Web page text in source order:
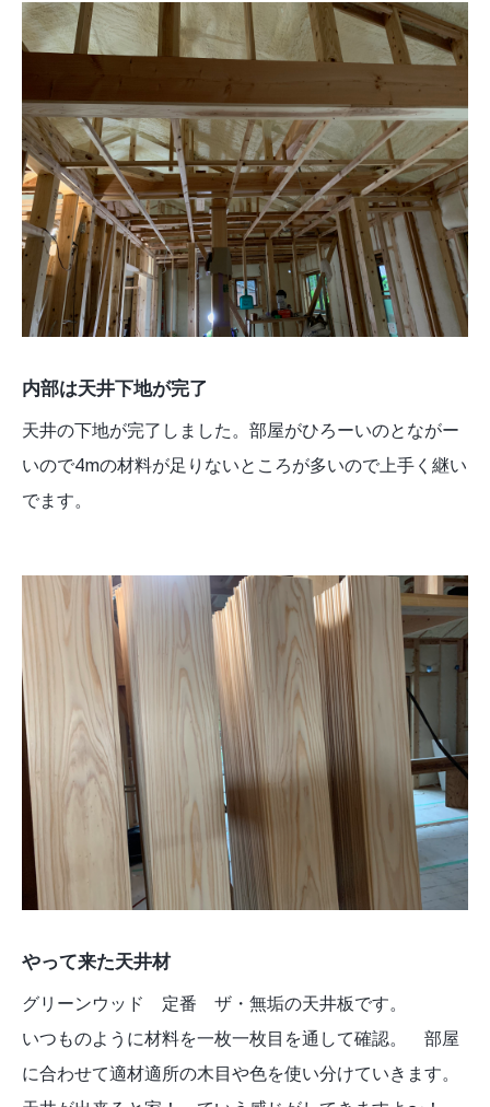
内部は天井下地が完了
天井の下地が完了しました。部屋がひろーいのとながー
いので4mの材料が足りないところが多いので上手く継い
でます。
やって来た天井材
グリーンウッド 定番 ザ・無垢の天井板です。
いつものように材料を一枚一枚目を通して確認。 部屋
に合わせて適材適所の木目や色を使い分けていきます。